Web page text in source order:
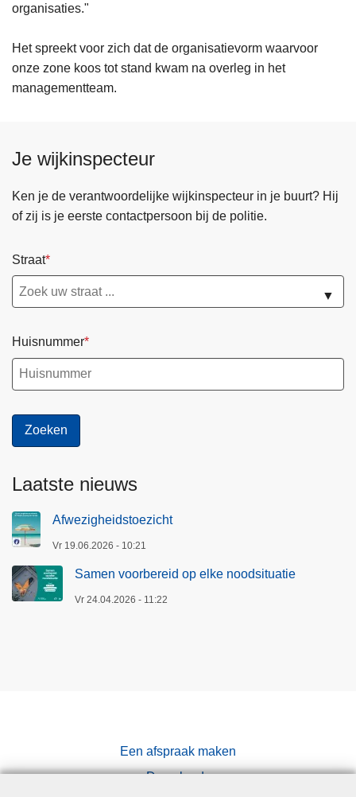
organisaties."
Het spreekt voor zich dat de organisatievorm waarvoor
onze zone koos tot stand kwam na overleg in het
managementteam.
Je wijkinspecteur
Ken je de verantwoordelijke wijkinspecteur in je buurt? Hij
of zij is je eerste contactpersoon bij de politie.
Straat
▼
Huisnummer
Laatste nieuws
Afwezigheidstoezicht
Vr 19.06.2026 - 10:21
Samen voorbereid op elke noodsituatie
Vr 24.04.2026 - 11:22
Een afspraak maken
Downloads